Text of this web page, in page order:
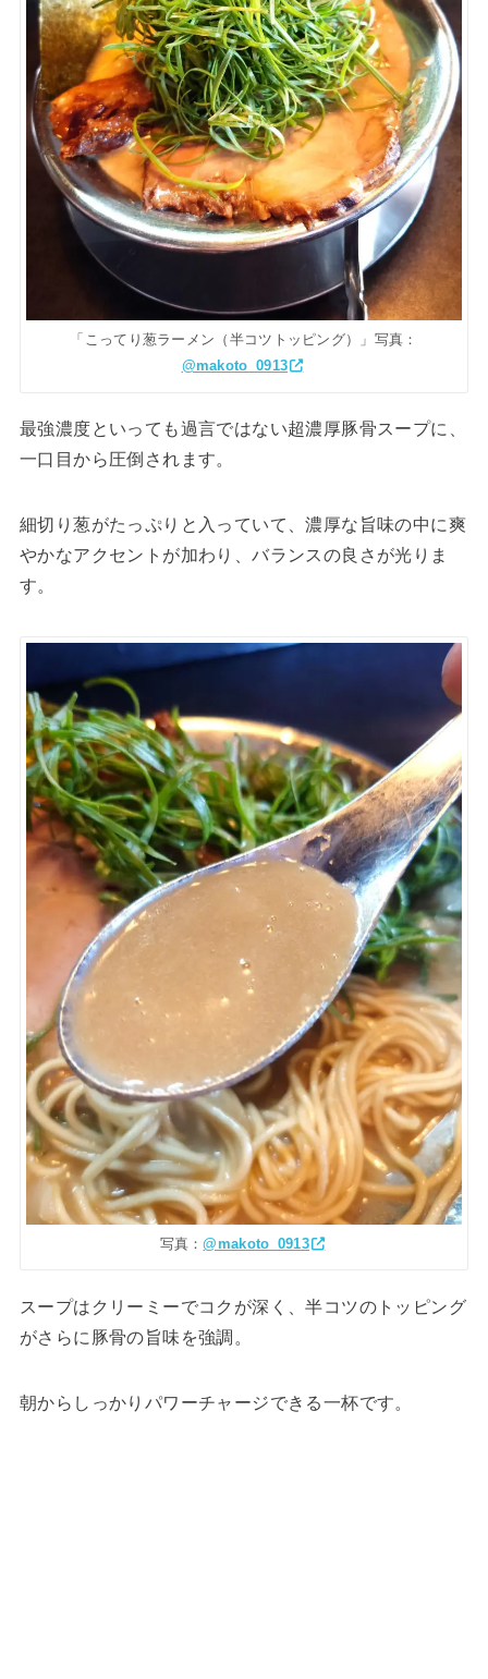
「こってり葱ラーメン（半コツトッピング）」写真：
@makoto_0913
最強濃度といっても過言ではない超濃厚豚骨スープに、
一口目から圧倒されます。
細切り葱がたっぷりと入っていて、濃厚な旨味の中に爽
やかなアクセントが加わり、バランスの良さが光りま
す。
写真：@makoto_0913
スープはクリーミーでコクが深く、半コツのトッピング
がさらに豚骨の旨味を強調。
朝からしっかりパワーチャージできる一杯です。